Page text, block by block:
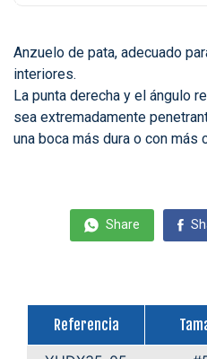
Anzuelo de pata, adecuado
interiores.
La punta derecha y el ángulo
sea extremadamente
una boca más dura o con más
Share
Referencia